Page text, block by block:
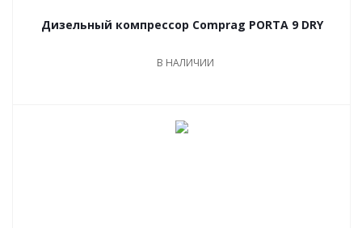
Дизельный компрессор Comprag PORTA 9 DRY
В НАЛИЧИИ